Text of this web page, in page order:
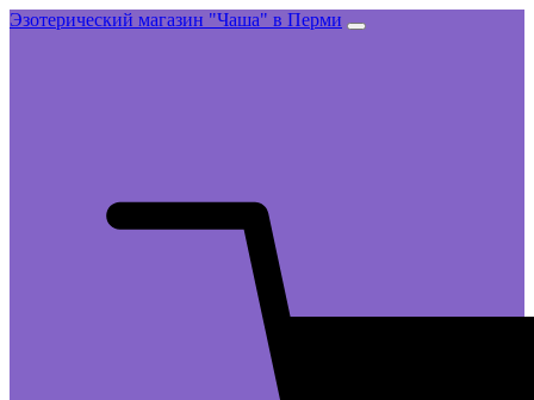
Эзотерический магазин "Чаша" в Перми